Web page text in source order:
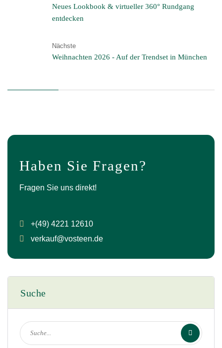
Neues Lookbook & virtueller 360° Rundgang
entdecken
Nächste
Weihnachten 2026 - Auf der Trendset in München
Haben Sie Fragen?
Fragen Sie uns direkt!
+(49) 4221 12610
verkauf@vosteen.de
Suche